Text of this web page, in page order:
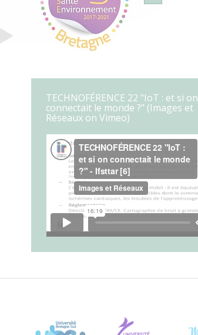
TECHNOFÉRENCE 22 "IoT : et si on
connectait le monde ?" (Images et
Réseaux on Vimeo)